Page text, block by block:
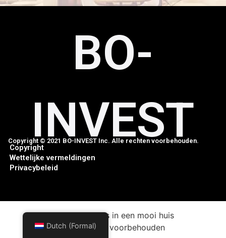
BO-
INVEST
Copyright © 2021 BO-INVEST Inc. Alle rechten voorbehouden.
Copyright
Wettelijke vermeldingen
Privacybeleid
Wees een thuis in een mooi huis
Alle rechten voorbehouden
Dutch (Formal)